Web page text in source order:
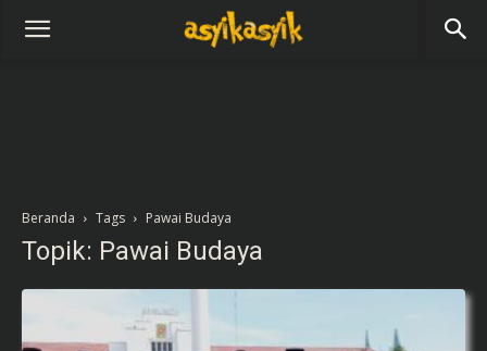
Beranda Tags Pawai Budaya
Topik: Pawai Budaya